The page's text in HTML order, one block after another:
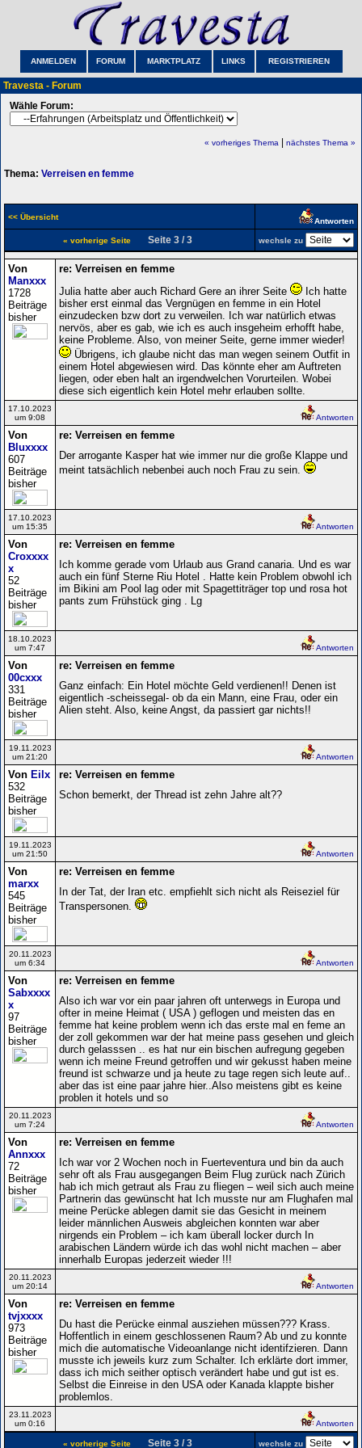
ANMELDEN FORUM MARKTPLATZ LINKS REGISTRIEREN
Travesta - Forum
Wähle Forum:
« vorheriges Thema nächstes Thema »
Thema: Verreisen en femme
<< Übersicht Antworten
« vorherige SeiteSeite 3 / 3 wechsle zu
Von
Manxxx
1728
Beiträge
bisher
re: Verreisen en femme
Julia hatte aber auch Richard Gere an ihrer Seite
Ich hatte
bisher erst einmal das Vergnügen en femme in ein Hotel
einzudecken bzw dort zu verweilen. Ich war natürlich etwas
nervös, aber es gab, wie ich es auch insgeheim erhofft habe,
keine Probleme. Also, von meiner Seite, gerne immer wieder!
Übrigens, ich glaube nicht das man wegen seinem Outfit in
einem Hotel abgewiesen wird. Das könnte eher am Auftreten
liegen, oder eben halt an irgendwelchen Vorurteilen. Wobei
diese sich eigentlich kein Hotel mehr erlauben sollte.
17.10.2023
um 9:08
Antworten
Von
Bluxxxx
607
Beiträge
bisher
re: Verreisen en femme
Der arrogante Kasper hat wie immer nur die große Klappe und
meint tatsächlich nebenbei auch noch Frau zu sein.
17.10.2023
um 15:35
Antworten
Von
Croxxxx
x
52
Beiträge
bisher
re: Verreisen en femme
Ich komme gerade vom Urlaub aus Grand canaria. Und es war
auch ein fünf Sterne Riu Hotel . Hatte kein Problem obwohl ich
im Bikini am Pool lag oder mit Spagettiträger top und rosa hot
pants zum Frühstück ging . Lg
18.10.2023
um 7:47
Antworten
Von
00cxxx
331
Beiträge
bisher
re: Verreisen en femme
Ganz einfach: Ein Hotel möchte Geld verdienen!! Denen ist
eigentlich -scheissegal- ob da ein Mann, eine Frau, oder ein
Alien steht. Also, keine Angst, da passiert gar nichts!!
19.11.2023
um 21:20
Antworten
Von Eilx
532
Beiträge
bisher
re: Verreisen en femme
Schon bemerkt, der Thread ist zehn Jahre alt??
19.11.2023
um 21:50
Antworten
Von
marxx
545
Beiträge
bisher
re: Verreisen en femme
In der Tat, der Iran etc. empfiehlt sich nicht als Reiseziel für
Transpersonen.
20.11.2023
um 6:34
Antworten
Von
Sabxxxx
x
97
Beiträge
bisher
re: Verreisen en femme
Also ich war vor ein paar jahren oft unterwegs in Europa und
ofter in meine Heimat ( USA ) geflogen und meisten das en
femme hat keine problem wenn ich das erste mal en feme an
der zoll gekommen war der hat meine pass gesehen und gleich
durch gelasssen .. es hat nur ein bischen aufregung gegeben
wenn ich meine Freund getroffen und wir gekusst haben meine
freund ist schwarze und ja heute zu tage regen sich leute auf..
aber das ist eine paar jahre hier..Also meistens gibt es keine
problen it hotels und so
20.11.2023
um 7:24
Antworten
Von
Annxxx
72
Beiträge
bisher
re: Verreisen en femme
Ich war vor 2 Wochen noch in Fuerteventura und bin da auch
sehr oft als Frau ausgegangen Beim Flug zurück nach Zürich
hab ich mich getraut als Frau zu fliegen – weil sich auch meine
Partnerin das gewünscht hat Ich musste nur am Flughafen mal
meine Perücke ablegen damit sie das Gesicht in meinem
leider männlichen Ausweis abgleichen konnten war aber
nirgends ein Problem – ich kam überall locker durch In
arabischen Ländern würde ich das wohl nicht machen – aber
innerhalb Europas jederzeit wieder !!!
20.11.2023
um 20:14
Antworten
Von
tvjxxxx
973
Beiträge
bisher
re: Verreisen en femme
Du hast die Perücke einmal ausziehen müssen??? Krass.
Hoffentlich in einem geschlossenen Raum? Ab und zu konnte
mich die automatische Videoanlange nicht identifzieren. Dann
musste ich jeweils kurz zum Schalter. Ich erklärte dort immer,
dass ich mich seither optisch verändert habe und gut ist es.
Selbst die Einreise in den USA oder Kanada klappte bisher
problemlos.
23.11.2023
um 0:16
Antworten
« vorherige SeiteSeite 3 / 3 wechsle zu